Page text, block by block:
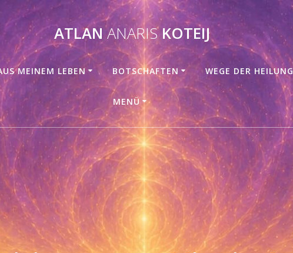
ATLANANARISKOTEIJ
MEINEM LEBEN BOTSCHAFTEN WEGE DER HEILUNG
MENÜ